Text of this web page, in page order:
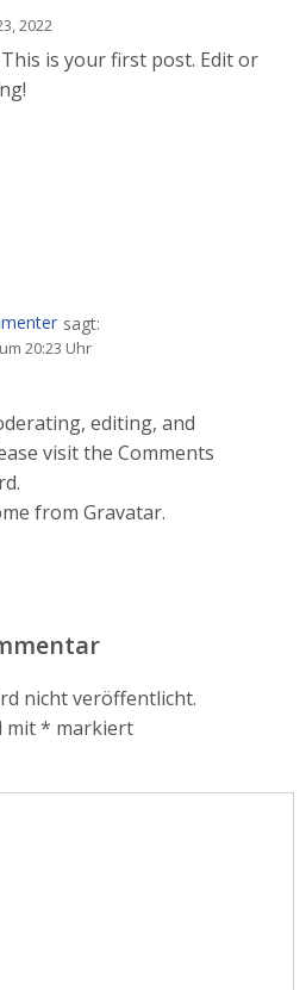
2022
is your first post. Edit or
sagt:
20:23 Uhr
editing, and
visit the Comments
from Gravatar.
nicht veröffentlicht.
mit* markiert